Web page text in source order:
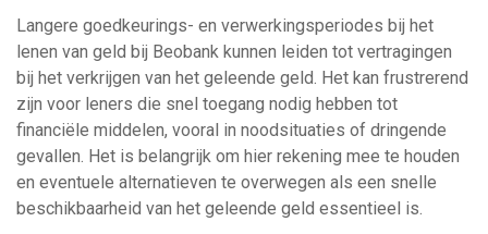
Langere goedkeurings- en verwerkingsperiodes bij het
lenen van geld bij Beobank kunnen leiden tot vertragingen
bij het verkrijgen van het geleende geld. Het kan frustrerend
zijn voor leners die snel toegang nodig hebben tot
financiële middelen, vooral in noodsituaties of dringende
gevallen. Het is belangrijk om hier rekening mee te houden
en eventuele alternatieven te overwegen als een snelle
beschikbaarheid van het geleende geld essentieel is.